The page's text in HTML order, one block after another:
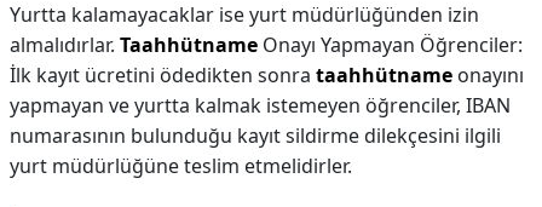
Yurtta kalamayacaklar ise yurt müdürlüğünden izin
almalıdırlar. Taahhütname Onayı Yapmayan Öğrenciler:
İlk kayıt ücretini ödedikten sonra taahhütname onayını
yapmayan ve yurtta kalmak istemeyen öğrenciler, IBAN
numarasının bulunduğu kayıt sildirme dilekçesini ilgili
yurt müdürlüğüne teslim etmelidirler.